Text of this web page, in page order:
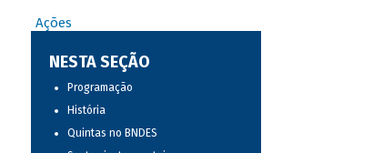
Ações
NESTA SEÇÃO
Programação
História
Quintas no BNDES